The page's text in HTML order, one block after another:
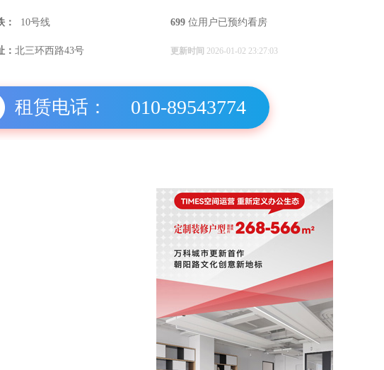
： 10号线 699 位用户已预约看房
： 北三环西路43号 更新时间 2026-01-02 23:27:03
租赁电话： 010-89543774